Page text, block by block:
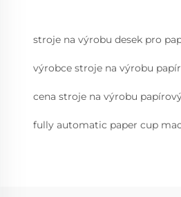
stroje na výrobu desek pro
výrobce stroje na výrobu
cena stroje na výrobu
fully automatic paper cup